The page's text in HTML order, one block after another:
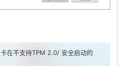
在不支持TPM 2.0/ 安全启动的